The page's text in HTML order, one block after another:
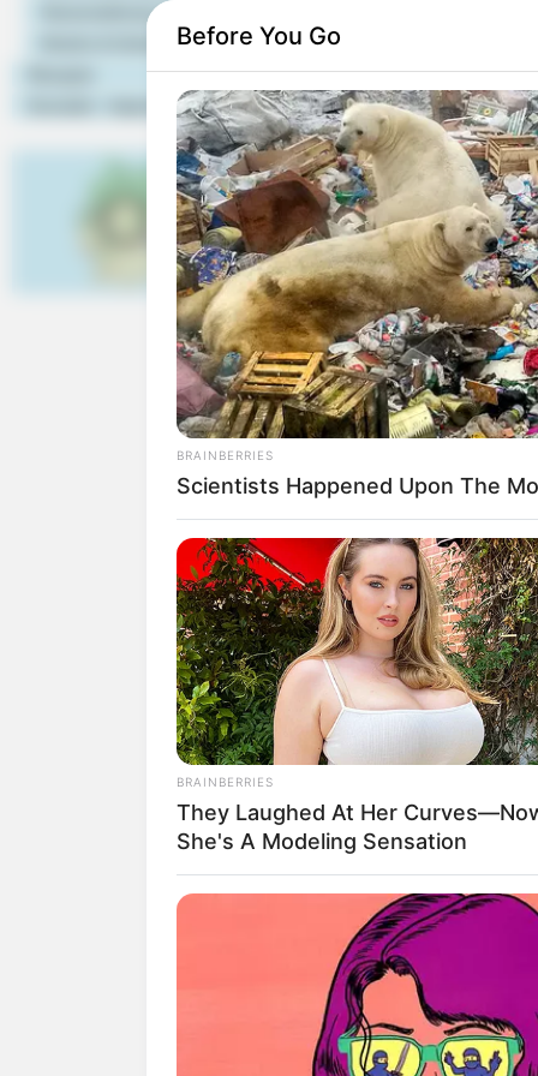
Besonders im Sommer
Stadt ihre Attraktivität zu
weiteren idyllisch
Endmoränengürtel, der
Wandern und zu
stehen. Hervorzuheben ist
zum Großen Stechlinsee
Doch auch die eigentliche
elegante Bauwerke aus
Spuren hinterlassen. Als
sichtbaren Türmen das
erwähnenswert sind. Mit
geboren, der in dem
Fontanes finden sich
Neuruppin auch den
Bilder von
Ausflugsziele,
Umkreissuche
Museen in und um
Kinderausflugsziele
Kindergeburtstag
Veranstaltung eintragen
Hotels & Unterkünfte
Kontakt - Impressum
Before You Go
BRAINBERRIES
Scientists Happened Upon The
BRAINBERRIES
They Laughed At Her
She's A Modeling Sensation